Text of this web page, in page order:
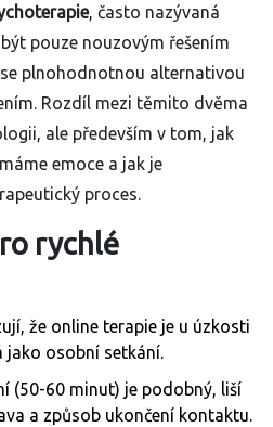
, často nazývaná
pouze nouzovým řešením
plnohodnotnou alternativou
. Rozdíl mezi těmito dvěma
ale především v tom, jak
emoce a jak je
proces.
rychlé
že online terapie je u úzkosti
jako osobní setkání.
(50-60 minut) je podobný, liší
a způsob ukončení kontaktu.